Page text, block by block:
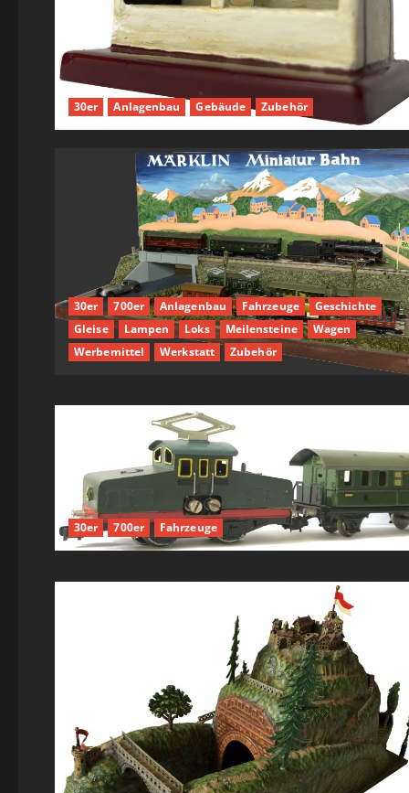
30er Anlagenbau Gebäude Zubehör
30er 700er Anlagenbau Fahrzeuge
Geschichte
Gleise
Lampen Loks Meilensteine
Wagen
Werbemittel
Werkstatt Zubehör
30er 700er Fahrzeuge